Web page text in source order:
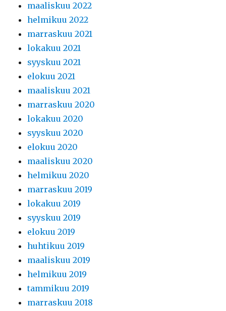
maaliskuu 2022
helmikuu 2022
marraskuu 2021
lokakuu 2021
syyskuu 2021
elokuu 2021
maaliskuu 2021
marraskuu 2020
lokakuu 2020
syyskuu 2020
elokuu 2020
maaliskuu 2020
helmikuu 2020
marraskuu 2019
lokakuu 2019
syyskuu 2019
elokuu 2019
huhtikuu 2019
maaliskuu 2019
helmikuu 2019
tammikuu 2019
marraskuu 2018